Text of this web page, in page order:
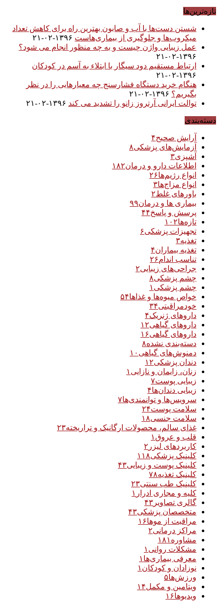
تازه‌ترین‌ها
شستن دست‌ها با آب و صابون بهترین راه برای کاهش تعداد
میکروب‌ها و جلوگیری از بیماری‌هاست ۱۳۹۶-۰۲-۲۱
عمل زیبایی واژن چیست و به چه منظور انجام می شود؟
۱۳۹۶-۰۲-۲۱
ارتباط مستقیم دود سیگار با ابتلاء به آسم در کودکان
۱۳۹۶-۰۲-۲۱
هنگام خرید دستگاه فشارسنج چه معیارهایی را در نظر
بگیریم؟ ۱۳۹۶-۰۲-۲۱
توالت ایرانی آرتروز زانو را تشدید می کند ۱۳۹۶-۰۲-۲۱
دسته‌بندی
آرایش صحیح۴
آزمایش‌های پزشکی۸
آشپزی۳
اطلاعات دارو و درمان۱۸۲
انواع رژیم‌ها۲۶
انواع مزاج‌ها۳
باورهای غلط۲
بیماری ها و درمان۹۹
پرسش و پاسخ۴۴
تازه‌ها۱۰۲
تجهیزات پزشکی۶
تغذیه۳
تغذیه بیماران۴
تناسب اندام۲۶
جراحی‌های زیبایی۲
چشم پزشکی۸
چشم پزشکی ۱
خواص میوه‌ها و غذاها۵۴
خودمراقبتی۳۴
داروهای ژنریک۴
داروهای گیاهی۱۲
داروهای گیاهی۱۶
دسته‌بندی نشده۸
دمنوش‌های گیاهی ۱۰
دندان پزشکی۱۲
زنان، زایمان و نازایی ۱
زیبایی پوست۷
زیبایی دندان‌ها۴
سرویس‌ها و توانمندی‌ها۷
سلامت پوست۲۴
سلامت جنسی۱۸
غذای سالم، محصولات ارگانیک و تراریخته۲۳
قلب و عروق ۱
کاربردهای لیزر ۲
کلینیک پزشکی۱۱۸
کلینیک پوست و زیبایی۴۳
کلینیک تغذیه۷۸
کلینیک طب سنتی۲۳
کلیه و مجاری ادرار ۱
گالری تصاویر ۴۳
متخصصان پزشکی۴۳
مراقبت از موها۱۶
مراکز درمانی۲
مشاوره ۱۸۱
مشکلات روانی ۱
معرفی بیماری‌ها ۱
نوزادان و کودکان ۱
ورزش‌ها۵
ویتامین و مکمل۱۴
ویدیوها۱۶